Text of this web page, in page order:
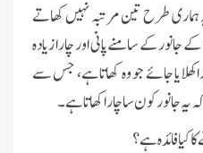
ہماری طرح تین مرتبہ نہیں کھاتے
جانور کے سامنے پانی اور چارا زیادہ
جائے جو وہ کھاتاہے، جس سے
یہ جانور کون ساچارا کھاتاہے۔
کیافائدہ ہے ؟